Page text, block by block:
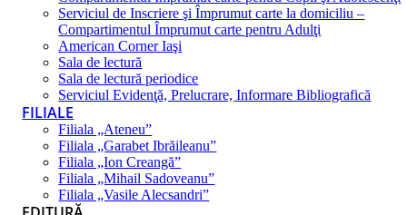
Serviciul de Inscriere şi Împrumut carte la domiciliu –
Compartimentul Împrumut carte pentru Adulţi
American Corner Iaşi
Sala de lectură
Sala de lectură periodice
Serviciul Evidenţă, Prelucrare, Informare Bibliografică
FILIALE
Filiala „Ateneu”
Filiala „Garabet Ibrăileanu”
Filiala „Ion Creangă”
Filiala „Mihail Sadoveanu”
Filiala „Vasile Alecsandri”